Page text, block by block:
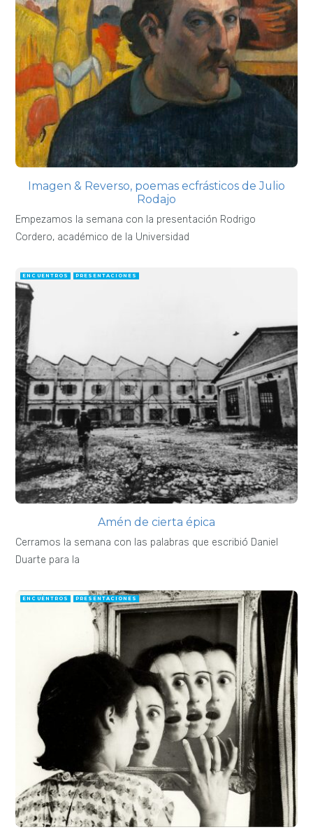
Imagen & Reverso, poemas ecfrásticos de Julio
Rodajo
Empezamos la semana con la presentación Rodrigo
Cordero, académico de la Universidad
ENCUENTROS PRESENTACIONES
Amén de cierta épica
Cerramos la semana con las palabras que escribió Daniel
Duarte para la
ENCUENTROS PRESENTACIONES